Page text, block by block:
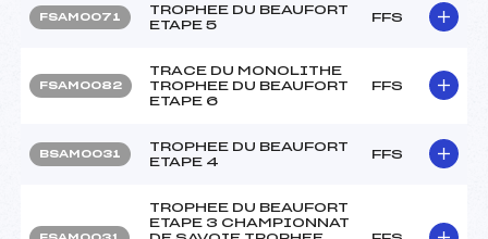
FSAM0071
TROPHEE DU BEAUFORT
ETAPE 5
FFS
FSAM0082
TRACE DU MONOLITHE
TROPHEE DU BEAUFORT
ETAPE 6
FFS
BSAM0031
TROPHEE DU BEAUFORT
ETAPE 4
FFS
TROPHEE DU BEAUFORT
ETAPE 3 CHAMPIONNAT